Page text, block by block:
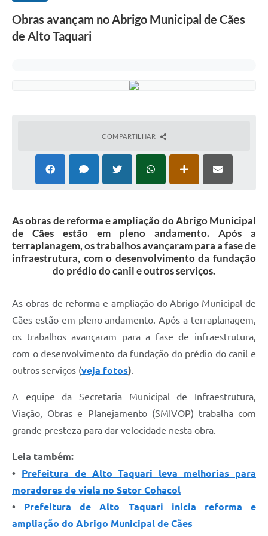
Obras avançam no Abrigo Municipal de Cães
de Alto Taquari
COMPARTILHAR
As obras de reforma e ampliação do Abrigo Municipal
de Cães estão em pleno andamento. Após a
terraplanagem, os trabalhos avançaram para a fase de
infraestrutura, com o desenvolvimento da fundação
do prédio do canil e outros serviços.
As obras de reforma e ampliação do Abrigo Municipal de
Cães estão em pleno andamento. Após a terraplanagem,
os trabalhos avançaram para a fase de infraestrutura,
com o desenvolvimento da fundação do prédio do canil e
outros serviços (veja fotos).
A equipe da Secretaria Municipal de Infraestrutura,
Viação, Obras e Planejamento (SMIVOP) trabalha com
grande presteza para dar velocidade nesta obra.
Leia também:
• Prefeitura de Alto Taquari leva melhorias para
moradores de viela no Setor Cohacol
• Prefeitura de Alto Taquari inicia reforma e
ampliação do Abrigo Municipal de Cães